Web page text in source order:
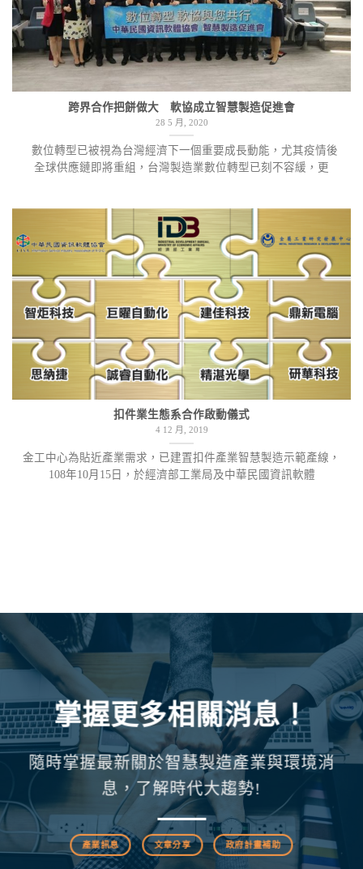
跨界合作把餅做大 軟協成立智慧製造促進會
28 5 月, 2020
數位轉型已被視為台灣經濟下一個重要成長動能，尤其疫情後
全球供應鏈即將重組，台灣製造業數位轉型已刻不容緩，更
扣件業生態系合作啟動儀式
4 12 月, 2019
金工中心為貼近產業需求，已建置扣件產業智慧製造示範產線，
108年10月15日，於經濟部工業局及中華民國資訊軟體
掌握更多相關消息！
隨時掌握最新關於智慧製造產業與環境消
息，了解時代大趨勢!
產業訊息 文章分享 政府計畫補助